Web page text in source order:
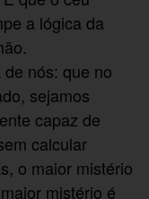
a lógica da
nós: que no
sejamos
capaz de
calcular
o maior mistério
mistério é